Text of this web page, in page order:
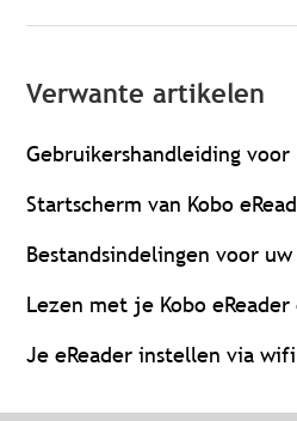
Verwante artikelen
Gebruikershandleiding voor
Startscherm van Kobo
Bestandsindelingen voor
Lezen met je Kobo eReader
Je eReader instellen via